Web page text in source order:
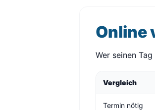
Online
Wer seinen
Vergleich
Termin nötig